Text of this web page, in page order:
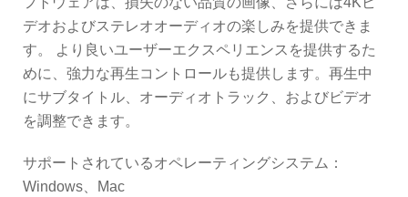
デオおよびステレオオーディオの楽しみを提供できま
す。 より良いユーザーエクスペリエンスを提供するた
めに、強力な再生コントロールも提供します。再生中
にサブタイトル、オーディオトラック、およびビデオ
を調整できます。
サポートされているオペレーティングシステム：
Windows、Mac